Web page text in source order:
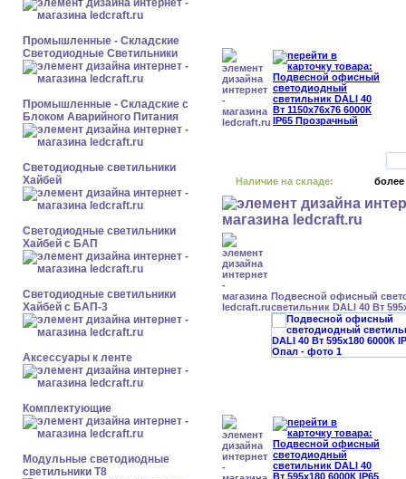
Промышленные - Складские
Светодиодные Светильники
Промышленные - Складские с
Блоком Аварийного Питания
Светодиодные светильники
Хайбей
Светодиодные светильники
Хайбей с БАП
Светодиодные светильники
Хайбей с БАП-3
Аксессуары к ленте
Комплектующие
Модульные светодиодные
светильники Т8
Наличие на складе: более
Подвесной офисный
светильник DALI 40 Вт